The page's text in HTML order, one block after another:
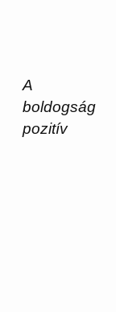
A
boldogság
pozitív